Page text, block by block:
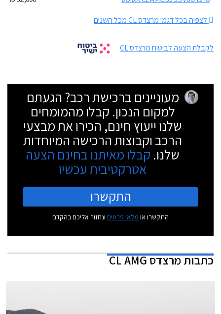
לצפיה בכל דגמי מרצדס CL מכל השנים
לקבלת הצעה לביטוח מרצדס CL
מעוניינים ברכישת רכב? הגעתם
למקום הנכון. קבלו מהמומחים
שלנו ייעוץ חינם, הכירו את מבצעי
הרכב וקבוצות הרכישה המיוחדות
שלנו. קבלו מאיתנו בחינם הצעה
אטרקטיבית עכשיו
התקשרו
התקשרו או מלאו פרטים ונחזור אליכם בהקדם
כתבותמרצדס CL AMG